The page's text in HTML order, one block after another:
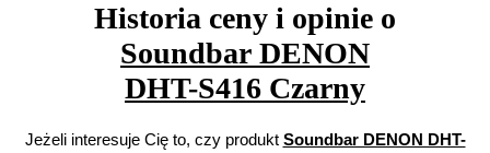
Historia ceny i opinie o
Soundbar DENON
DHT-S416 Czarny
Jeżeli interesuje Cię to, czy produkt Soundbar DENON DHT-